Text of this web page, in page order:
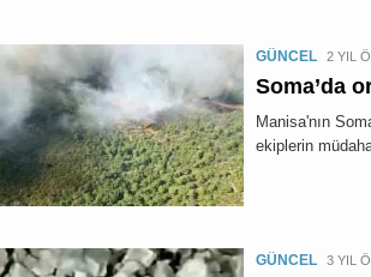
GÜNCEL 2 YIL
Soma’da
Manisa'nın
ekiplerin
GÜNCEL 3 YIL